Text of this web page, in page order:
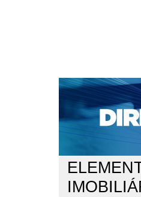
CAPA SOBRE
NOTÍCIAS
Capa>n. 270 (2022) >